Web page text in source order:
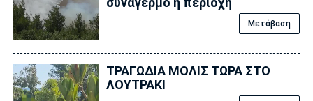
Μετάβαση
ΤΡΑΓΩΔΙΑ ΜΟΛΙΣ ΤΩΡΑ ΣΤΟ
ΛΟΥΤΡΑΚΙ